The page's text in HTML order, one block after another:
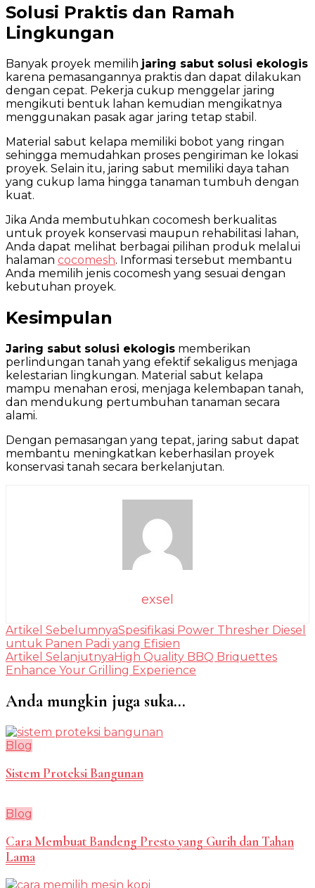
Solusi Praktis dan Ramah
Lingkungan
Banyak proyek memilih jaring sabut solusi ekologis
karena pemasangannya praktis dan dapat dilakukan
dengan cepat. Pekerja cukup menggelar jaring
mengikuti bentuk lahan kemudian mengikatnya
menggunakan pasak agar jaring tetap stabil.
Material sabut kelapa memiliki bobot yang ringan
sehingga memudahkan proses pengiriman ke lokasi
proyek. Selain itu, jaring sabut memiliki daya tahan
yang cukup lama hingga tanaman tumbuh dengan
kuat.
Jika Anda membutuhkan cocomesh berkualitas
untuk proyek konservasi maupun rehabilitasi lahan,
Anda dapat melihat berbagai pilihan produk melalui
halaman cocomesh. Informasi tersebut membantu
Anda memilih jenis cocomesh yang sesuai dengan
kebutuhan proyek.
Kesimpulan
Jaring sabut solusi ekologis memberikan
perlindungan tanah yang efektif sekaligus menjaga
kelestarian lingkungan. Material sabut kelapa
mampu menahan erosi, menjaga kelembapan tanah,
dan mendukung pertumbuhan tanaman secara
alami.
Dengan pemasangan yang tepat, jaring sabut dapat
membantu meningkatkan keberhasilan proyek
konservasi tanah secara berkelanjutan.
exsel
Navigasi
Artikel
Artikel SebelumnyaSpesifikasi Power Thresher Diesel
untuk Panen Padi yang Efisien
Artikel SelanjutnyaHigh Quality BBQ Briquettes
Enhance Your Grilling Experience
Anda mungkin juga suka...
Blog
Sistem Proteksi Bangunan
Blog
Cara Membuat Bandeng Presto yang Gurih dan Tahan
Lama